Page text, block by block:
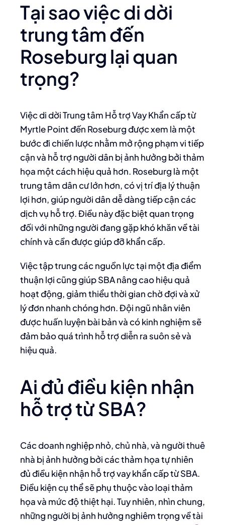
Tại sao việc di dời
trung tâm đến
Roseburg lại quan
trọng?
Việc di dời Trung tâm Hỗ trợ Vay Khẩn cấp từ
Myrtle Point đến Roseburg được xem là một
bước đi chiến lược nhằm mở rộng phạm vi tiếp
cận và hỗ trợ người dân bị ảnh hưởng bởi thảm
họa một cách hiệu quả hơn. Roseburg là một
trung tâm dân cư lớn hơn, có vị trí địa lý thuận
lợi hơn, giúp người dân dễ dàng tiếp cận các
dịch vụ hỗ trợ. Điều này đặc biệt quan trọng
đối với những người đang gặp khó khăn về tài
chính và cần được giúp đỡ khẩn cấp.
Việc tập trung các nguồn lực tại một địa điểm
thuận lợi cũng giúp SBA nâng cao hiệu quả
hoạt động, giảm thiểu thời gian chờ đợi và xử
lý đơn nhanh chóng hơn. Đội ngũ nhân viên
được huấn luyện bài bản và có kinh nghiệm sẽ
đảm bảo quá trình hỗ trợ diễn ra suôn sẻ và
hiệu quả.
Ai đủ điều kiện nhận
hỗ trợ từ SBA?
Các doanh nghiệp nhỏ, chủ nhà, và người thuê
nhà bị ảnh hưởng bởi các thảm họa tự nhiên
đủ điều kiện nhận hỗ trợ vay khẩn cấp từ SBA.
Điều kiện cụ thể sẽ phụ thuộc vào loại thảm
họa và mức độ thiệt hại. Tuy nhiên, nhìn chung,
những người bị ảnh hưởng nghiêm trọng về tài